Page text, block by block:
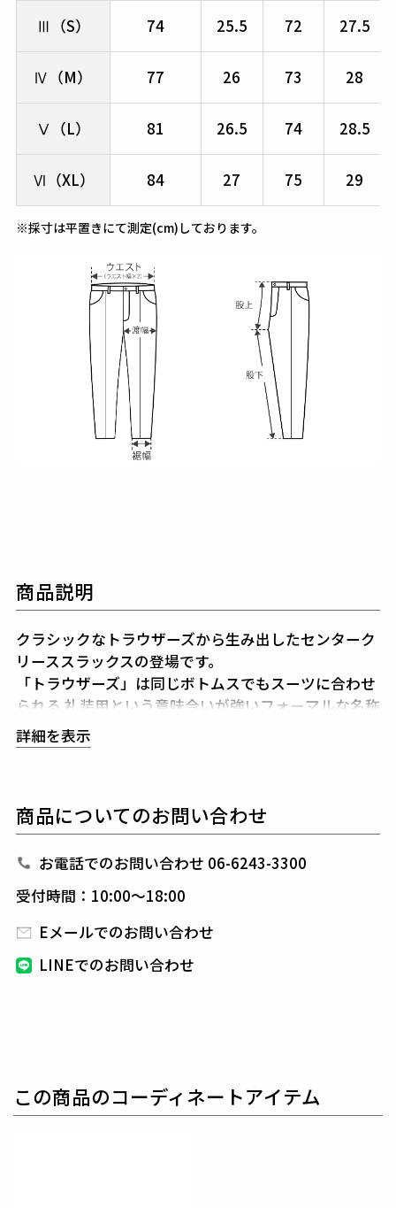
Ⅲ（S） 74 25.5 72 27.5
Ⅳ（M） 77 26 73 28
Ⅴ（L） 81 26.5 74 28.5
Ⅵ（XL） 84 27 75 29
※採寸は平置きにて測定(cm)しております。
商品説明
クラシックなトラウザーズから生み出したセンターク
リーススラックスの登場です。
「トラウザーズ」は同じボトムスでもスーツに合わせ
られる 礼装用という意味合いが強いフォーマルな名称
であり、この語源に基づきフォーマルをカジュアルダ
ウンさせた企画としてデザインしています。
なダブル仕立て。ウエストシャーリングリブとドロー
コードにてリラックスして着用しても良し、ドローコ
ードを内側に落とすことでベルト着用も可能な2WAY
ALE3ロゴ入り本水牛釦を採用しています。
今季は半袖のBIGシャツとのセットアップ提案です。
生産国：日本
ャージと比較して15%以上の軽量化を図り、
やかに、より快適に着用頂けます。編地はナチュラル
詳細を表示
商品についてのお問い合わせ
お電話でのお問い合わせ 06-6243-3300
受付時間：10:00～18:00
Eメールでのお問い合わせ
LINEでのお問い合わせ
この商品のコーディネートアイテム